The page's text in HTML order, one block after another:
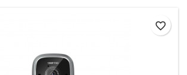
favorite_border